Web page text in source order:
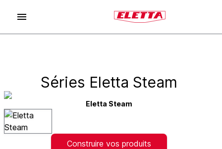
Séries Eletta Steam
Eletta Steam
Construire vos produits